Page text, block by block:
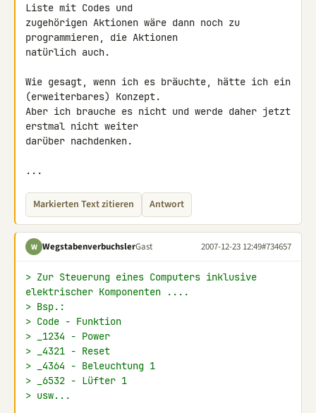
Liste mit Codes und
zugehörigen Aktionen wäre dann noch zu
programmieren, die Aktionen
natürlich auch.
Wie gesagt, wenn ich es bräuchte, hätte ich ein
(erweiterbares) Konzept.
Aber ich brauche es nicht und werde daher jetzt
erstmal nicht weiter
darüber nachdenken.
...
Markierten Text zitieren Antwort
W WegstabenverbuchslerGast 2007-12-23 12:49#734657
> Zur Steuerung eines Computers inklusive
elektrischer Komponenten ....
> Bsp.:
> Code - Funktion
> _1234 - Power
> _4321 - Reset
> _4364 - Beleuchtung 1
> _6532 - Lüfter 1
> usw...